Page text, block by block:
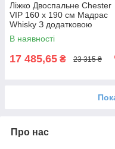
Ліжко Двоспальне Chester
VIP 160 х 190 см Мадрас
Whisky З додатковою
металевою цільнозварною
рамою Коричневий
В наявності
17 485,65 ₴ 23 315 ₴
Про нас